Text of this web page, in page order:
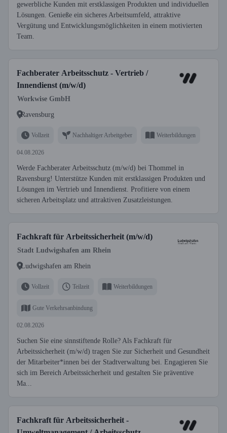
gewerbliche Kunden mit erstklassigen Produkten und individuellen
Lösungen. Genieße ein sicheres Arbeitsumfeld, attraktive
Vergütung und Entwicklungsmöglichkeiten in einem motivierten
Team.
Fachberater Arbeitsschutz - Vertrieb /
Innendienst (m/w/d)
Workwise GmbH
Ravensburg
Vollzeit Nachhaltiger Arbeitgeber Weiterbildungen
04.08.2026
Werde Fachberater Arbeitsschutz (m/w/d) bei Thommel in
Ravensburg! Unterstütze Kunden mit erstklassigen Produkten und
Lösungen im Vertrieb und Innendienst. Profitiere von einem
sicheren Arbeitsplatz und attraktiven Zusatzleistungen.
Fachkraft für Arbeitssicherheit (m/w/d)
Stadt Ludwigshafen am Rhein
Ludwigshafen am Rhein
Vollzeit Teilzeit Weiterbildungen
Gute Verkehrsanbindung
02.08.2026
Suchen Sie eine sinnstiftende Rolle? Als Fachkraft für
Arbeitssicherheit (m/w/d) tragen Sie zur Sicherheit und Gesundheit
der Mitarbeiter*innen bei der Stadtverwaltung bei. Engagieren Sie
sich im Bereich Arbeitssicherheit und gestalten Sie präventive
Ma...
Fachkraft für Arbeitssicherheit -